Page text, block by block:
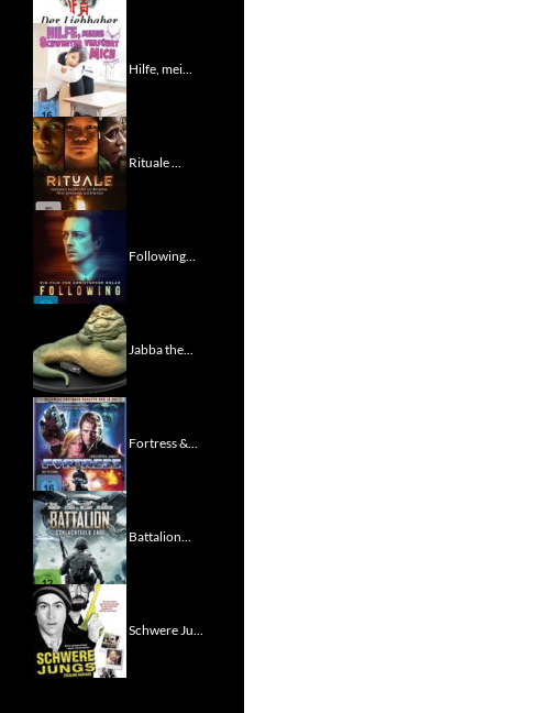
Hilfe, mei...
Rituale ...
Following...
Jabba the...
Fortress &...
Battalion...
Schwere Ju...